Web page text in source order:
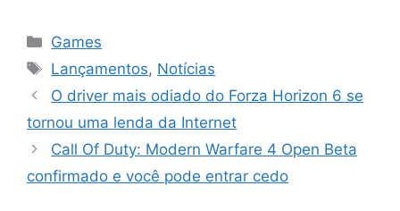
Categorias
Games
Tags
Lançamentos, Notícias
O driver mais odiado do Forza Horizon 6 se
tornou uma lenda da Internet
Call Of Duty: Modern Warfare 4 Open Beta
confirmado e você pode entrar cedo